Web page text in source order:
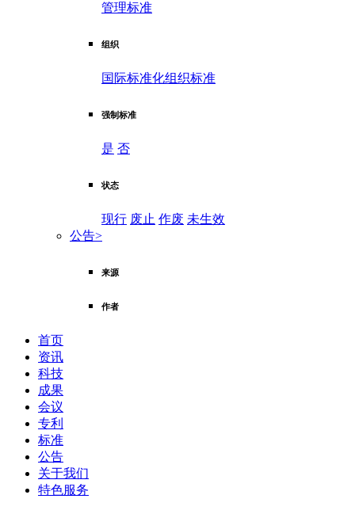
管理标准
组织
国际标准化组织标准
强制标准
是 否
状态
现行 废止 作废 未生效
公告>
来源
作者
首页
资讯
科技
成果
会议
专利
标准
公告
关于我们
特色服务